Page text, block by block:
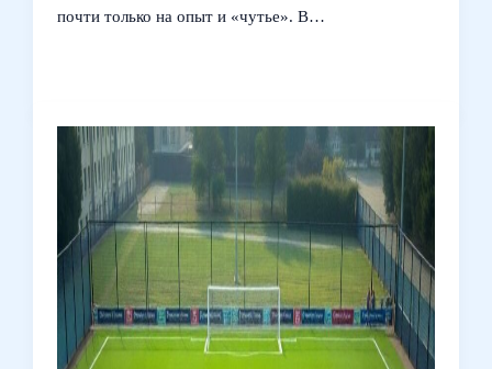
почти только на опыт и «чутье». В…